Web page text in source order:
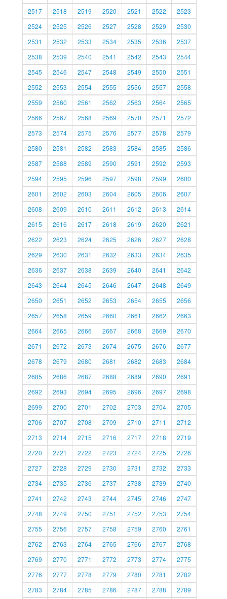
2517
2518 2519 2520 2521 2522
2523
2524
2525 2526 2527 2528 2529
2530
2531
2532 2533 2534 2535 2536
2537
2538
2539 2540 2541 2542 2543
2544
2545
2546 2547 2548 2549 2550
2551
2552
2553 2554 2555 2556 2557
2558
2559
2560 2561 2562 2563 2564
2565
2566
2567 2568 2569 2570 2571
2572
2573
2574 2575 2576 2577 2578
2579
2580
2581 2582 2583 2584 2585
2586
2587
2588 2589 2590 2591 2592
2593
2594
2595 2596 2597 2598 2599
2600
2601
2602 2603 2604 2605 2606
2607
2608
2609 2610 2611 2612 2613
2614
2615
2616 2617 2618 2619 2620
2621
2622
2623 2624 2625 2626 2627
2628
2629
2630 2631 2632 2633 2634
2635
2636
2637 2638 2639 2640 2641
2642
2643
2644 2645 2646 2647 2648
2649
2650
2651 2652 2653 2654 2655
2656
2657
2658 2659 2660 2661 2662
2663
2664
2665 2666 2667 2668 2669
2670
2671
2672 2673 2674 2675 2676
2677
2678
2679 2680 2681 2682 2683
2684
2685
2686 2687 2688 2689 2690
2691
2692
2693 2694 2695 2696 2697
2698
2699
2700 2701 2702 2703 2704
2705
2706
2707 2708 2709 2710 2711
2712
2713
2714 2715 2716 2717 2718
2719
2720
2721 2722 2723 2724 2725
2726
2727
2728 2729 2730 2731 2732
2733
2734
2735 2736 2737 2738 2739
2740
2741
2742 2743 2744 2745 2746
2747
2748
2749 2750 2751 2752 2753
2754
2755
2756 2757 2758 2759 2760
2761
2762
2763 2764 2765 2766 2767
2768
2769
2770 2771 2772 2773 2774
2775
2776
2777 2778 2779 2780 2781
2782
2783
2784 2785 2786 2787 2788
2789